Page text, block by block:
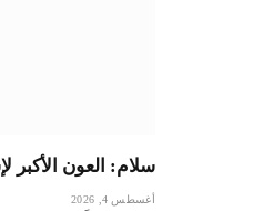
سلام: العون الأكبر
أغسطس 4, 2026